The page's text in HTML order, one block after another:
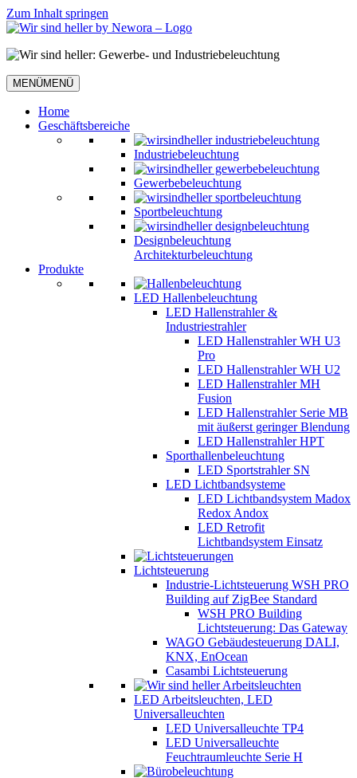
Zum Inhalt springen
MENÜMENÜ
Home
Geschäftsbereiche
Industriebeleuchtung
Gewerbebeleuchtung
Sportbeleuchtung
Designbeleuchtung
Architekturbeleuchtung
Produkte
LED Hallenbeleuchtung
LED Hallenstrahler &
Industriestrahler
LED Hallenstrahler WH U3
Pro
LED Hallenstrahler WH U2
LED Hallenstrahler MH
Fusion
LED Hallenstrahler Serie MB
mit äußerst geringer Blendung
LED Hallenstrahler HPT
Sporthallenbeleuchtung
LED Sportstrahler SN
LED Lichtbandsysteme
LED Lichtbandsystem Madox
Redox Andox
LED Retrofit
Lichtbandsystem Einsatz
Lichtsteuerung
Industrie-Lichtsteuerung WSH PRO
Building auf ZigBee Standard
WSH PRO Building
Lichtsteuerung: Das Gateway
WAGO Gebäudesteuerung DALI,
KNX, EnOcean
Casambi Lichtsteuerung
LED Arbeitsleuchten, LED
Universalleuchten
LED Universalleuchte TP4
LED Universalleuchte
Feuchtraumleuchte Serie H